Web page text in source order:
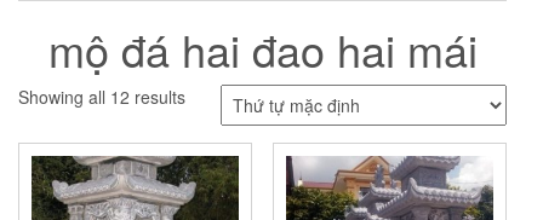
mộ đá hai đao hai mái
Showing all 12 results